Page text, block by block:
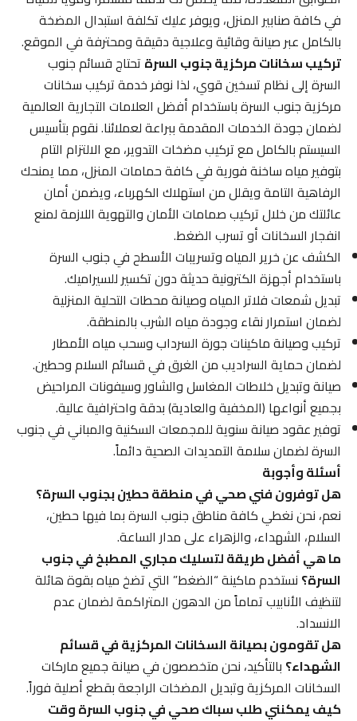
في كافة صنابير المنزل، ويوفر عليك تكلفة استبدال المضخة
بالكامل عبر صيانة وقائية وعلاجية دقيقة ومحترفة في الموقع.
تركيب سخانات مركزية جنوب السرةتحتاج قسائم جنوب
السرة إلى نظام تسخين قوي، لذا نوفر خدمة تركيب سخانات
مركزية جنوب السرة باستخدام أفضل العلامات التجارية العالمية
لضمان جودة الخدمات المقدمة ببراعة لعملائنا. نقوم بتأسيس
السيستم بالكامل مع تركيب مضخات التدوير، مع الالتزام التام
بتوفير مياه ساخنة فورية في كافة حمامات المنزل، مما يمنحك
الرفاهية التامة ويقلل من استهلاك الكهرباء، ويضمن أمان
عائلتك من خلال تركيب صمامات الأمان والتهوية اللازمة لمنع
انفجار السخانات أو تسرب الضغط.
الكشف عن خرير المياه وتسريبات الأسطح في جنوب السرة
باستخدام أجهزة الكترونية حديثة دون تكسير للسيراميك.
تبديل شمعات فلاتر المياه وصيانة محطات التحلية المنزلية
لضمان استمرار نقاء وجودة مياه الشرب بالمنطقة.
تركيب وصيانة ماكينات جورة السرداب وسحب مياه الأمطار
لضمان حماية السراديب من الغرق في قسائم السلام وحطين.
صيانة وتبديل خلاطات المغاسل والشاور وسيفونات المراحيض
بجميع أنواعها (المخفية والعادية) بدقة واحترافية عالية.
توفير عقود صيانة سنوية للمجمعات السكنية والمباني في جنوب
السرة لضمان سلامة التمديدات الصحية دائماً.
أسئلة وأجوبة
هل توفرون فني صحي في منطقة حطين بجنوب السرة؟
نعم، نحن نغطي كافة مناطق جنوب السرة بما فيها حطين،
السلام، الشهداء، والزهراء على مدار الساعة.
ما هي أفضل طريقة لتسليك مجاري المطبخ في جنوب
السرة؟نستخدم ماكينة “الضغط” التي تضخ مياه بقوة هائلة
لتنظيف الأنابيب تماماً من الدهون المتراكمة لضمان عدم
الانسداد.
هل تقومون بصيانة السخانات المركزية في قسائم
الشهداء؟بالتأكيد، نحن متخصصون في صيانة جميع ماركات
السخانات المركزية وتبديل المضخات الراجعة بقطع أصلية فوراً.
كيف يمكنني طلب سباك صحي في جنوب السرة وقت